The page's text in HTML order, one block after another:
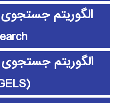
الگوریتم
(GELS)